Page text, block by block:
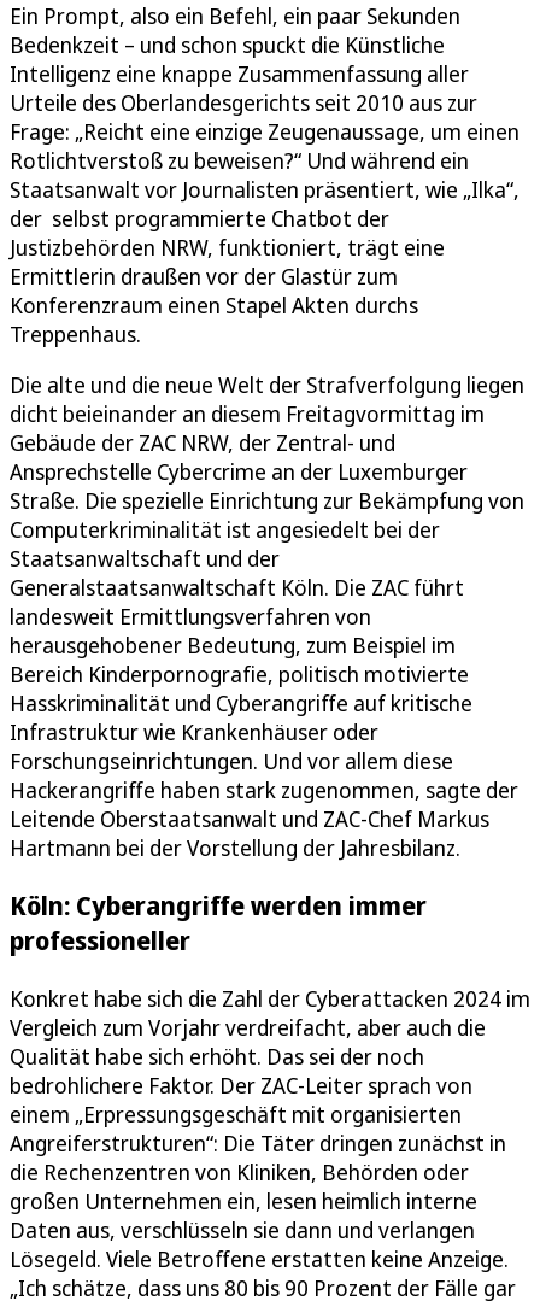
Ein Prompt, also ein Befehl, ein paar Sekunden
Bedenkzeit – und schon spuckt die Künstliche
Intelligenz eine knappe Zusammenfassung aller
Urteile des Oberlandesgerichts seit 2010 aus zur
Frage: „Reicht eine einzige Zeugenaussage, um einen
Rotlichtverstoß zu beweisen?“ Und während ein
Staatsanwalt vor Journalisten präsentiert, wie „Ilka“,
der selbst programmierte Chatbot der
Justizbehörden NRW, funktioniert, trägt eine
Ermittlerin draußen vor der Glastür zum
Konferenzraum einen Stapel Akten durchs
Treppenhaus.
Die alte und die neue Welt der Strafverfolgung liegen
dicht beieinander an diesem Freitagvormittag im
Gebäude der ZAC NRW, der Zentral- und
Ansprechstelle Cybercrime an der Luxemburger
Straße. Die spezielle Einrichtung zur Bekämpfung von
Computerkriminalität ist angesiedelt bei der
Staatsanwaltschaft und der
Generalstaatsanwaltschaft Köln. Die ZAC führt
landesweit Ermittlungsverfahren von
herausgehobener Bedeutung, zum Beispiel im
Bereich Kinderpornografie, politisch motivierte
Hasskriminalität und Cyberangriffe auf kritische
Infrastruktur wie Krankenhäuser oder
Forschungseinrichtungen. Und vor allem diese
Hackerangriffe haben stark zugenommen, sagte der
Leitende Oberstaatsanwalt und ZAC-Chef Markus
Hartmann bei der Vorstellung der Jahresbilanz.
Köln: Cyberangriffe werden immer
professioneller
Konkret habe sich die Zahl der Cyberattacken 2024 im
Vergleich zum Vorjahr verdreifacht, aber auch die
Qualität habe sich erhöht. Das sei der noch
bedrohlichere Faktor. Der ZAC-Leiter sprach von
einem „Erpressungsgeschäft mit organisierten
Angreiferstrukturen“: Die Täter dringen zunächst in
die Rechenzentren von Kliniken, Behörden oder
großen Unternehmen ein, lesen heimlich interne
Daten aus, verschlüsseln sie dann und verlangen
Lösegeld. Viele Betroffene erstatten keine Anzeige.
„Ich schätze, dass uns 80 bis 90 Prozent der Fälle gar